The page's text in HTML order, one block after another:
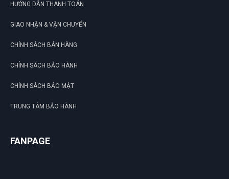
HƯỚNG DẪN THANH TOÁN
GIAO NHẬN & VẬN CHUYỂN
CHÍNH SÁCH BÁN HÀNG
CHÍNH SÁCH BẢO HÀNH
CHÍNH SÁCH BẢO MẬT
TRUNG TÂM BẢO HÀNH
FANPAGE